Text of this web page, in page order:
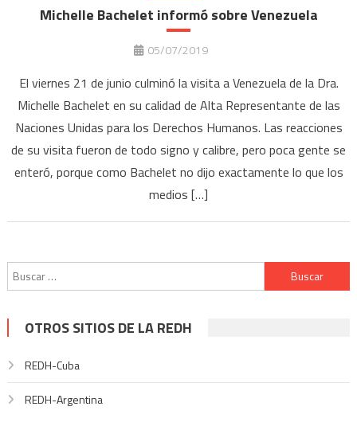
Michelle Bachelet informó sobre Venezuela
05/07/2019
El viernes 21 de junio culminó la visita a Venezuela de la Dra.
Michelle Bachelet en su calidad de Alta Representante de las
Naciones Unidas para los Derechos Humanos. Las reacciones
de su visita fueron de todo signo y calibre, pero poca gente se
enteró, porque como Bachelet no dijo exactamente lo que los
medios […]
Buscar:
OTROS SITIOS DE LA REDH
REDH-Cuba
REDH-Argentina